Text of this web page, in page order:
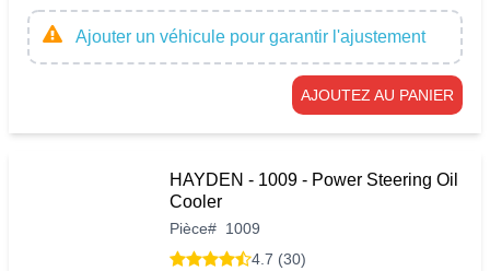
Ajouter un véhicule pour garantir l'ajustement
AJOUTEZ AU PANIER
HAYDEN - 1009 - Power Steering Oil
Cooler
Pièce# 1009
4.7 (30)